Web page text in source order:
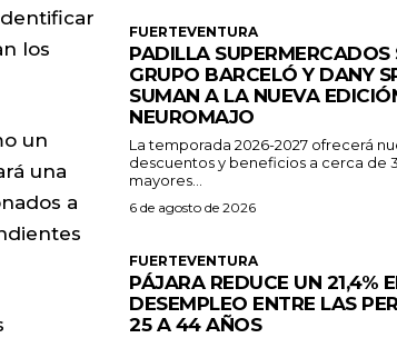
los
un
una
a
FUERTEVENTURA
PADILLA SUPERMERCADOS
GRUPO BARCELÓ Y DANY
SUMAN A LA NUEVA
NEUROMAJO
La temporada 2026-2027 ofrecerá
descuentos y beneficios a cerca de
mayores...
6 de agosto de 2026
FUERTEVENTURA
PÁJARA REDUCE UN 21,4%
DESEMPLEO ENTRE LAS
25 A 44 AÑOS